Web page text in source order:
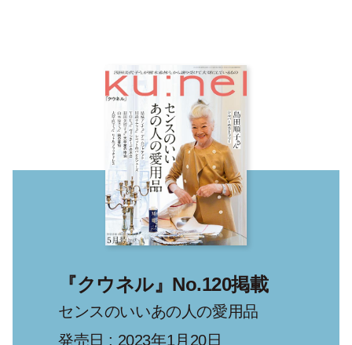
『クウネル』No.120掲載
センスのいいあの人の愛用品
発売日 : 2023年1月20日